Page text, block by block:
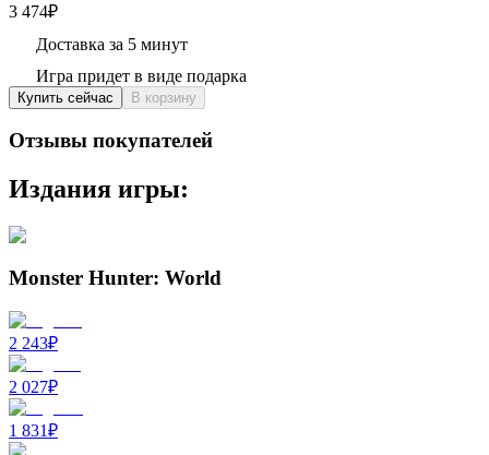
3 474₽
Доставка за 5 минут
Игра придет в виде подарка
Купить сейчас В корзину
Отзывы покупателей
Издания игры:
Monster Hunter: World
2 243₽
2 027₽
1 831₽